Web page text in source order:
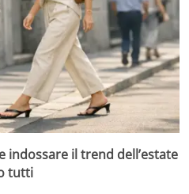
indossare il trend dell’estate
tutti